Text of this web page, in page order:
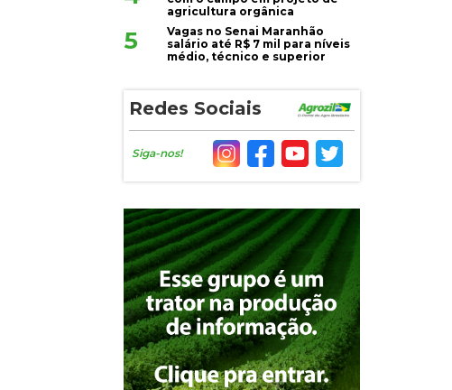
agricultura orgânica
5
Vagas no Senai Maranhão
salário até R$ 7 mil para níveis
médio, técnico e superior
Redes Sociais
Siga-nos!